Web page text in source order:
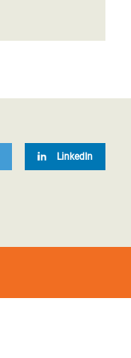
LinkedIn